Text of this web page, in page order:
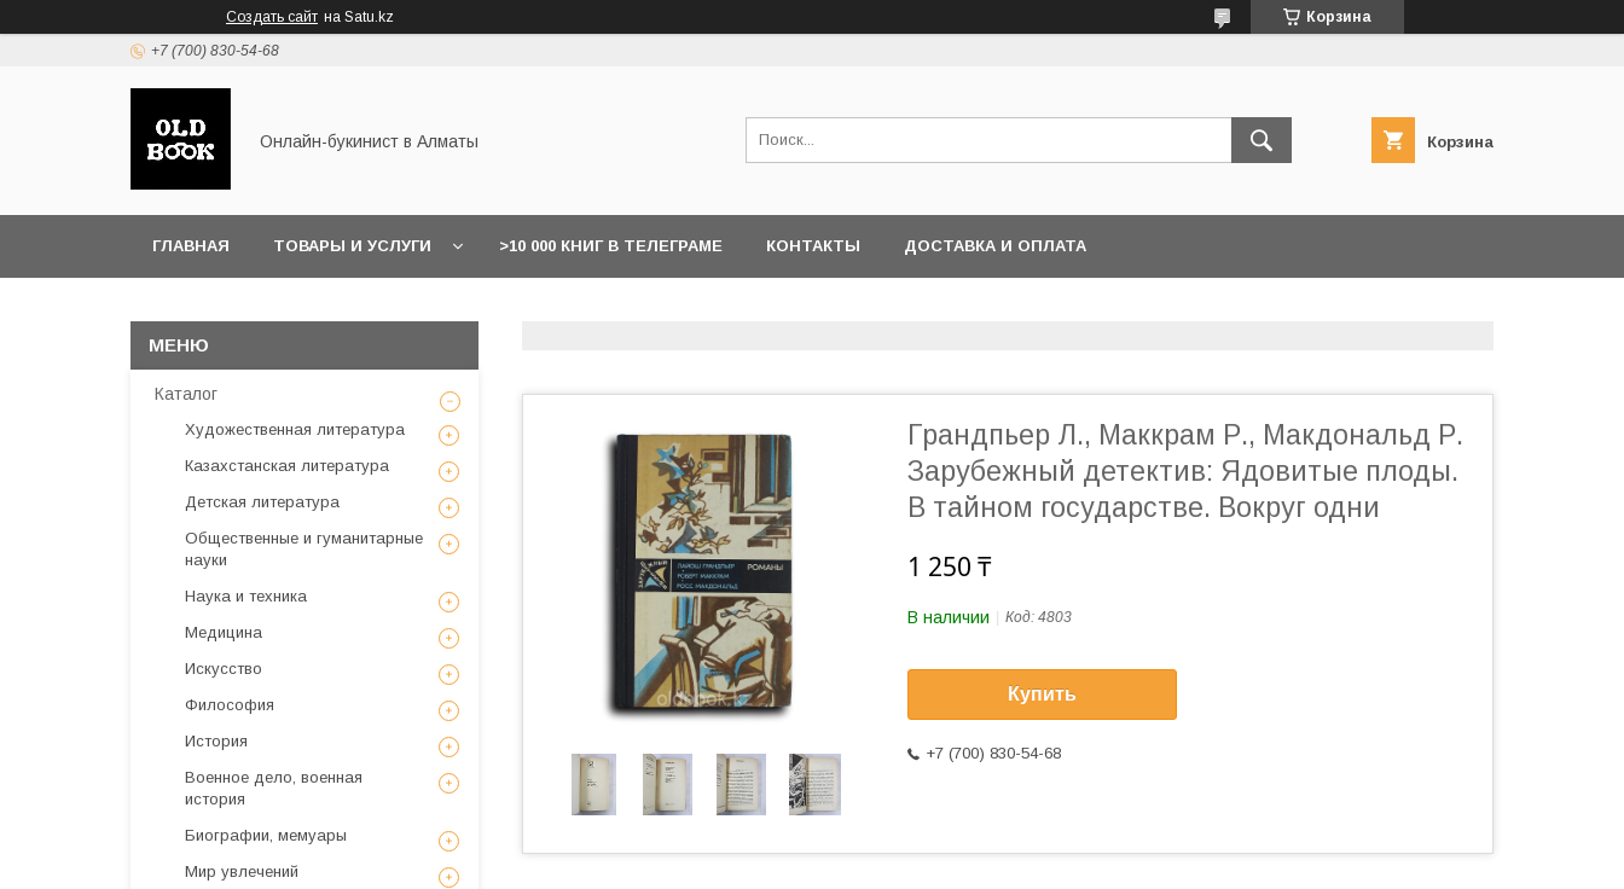
Создать сайт на Satu.kz Корзина
+7 (700) 830-54-68
Онлайн-букинист в Алматы Корзина
ГЛАВНАЯ ТОВАРЫ И УСЛУГИ >10 000 КНИГ В ТЕЛЕГРАМЕ КОНТАКТЫ ДОСТАВКА И ОПЛАТА
Грандпьер Л., Маккрам Р., Макдональд Р.
Зарубежный детектив: Ядовитые плоды.
В тайном государстве. Вокруг одни
1 250 ₸
В наличии Код: 4803
Купить
+7 (700) 830-54-68
Каталог
Художественная литература
Казахстанская литература
Детская литература
Общественные и гуманитарные
науки
Наука и техника
Медицина
Искусствo
Философия
История
Военное дело, военная
история
Биографии, мемуары
Мир увлечений